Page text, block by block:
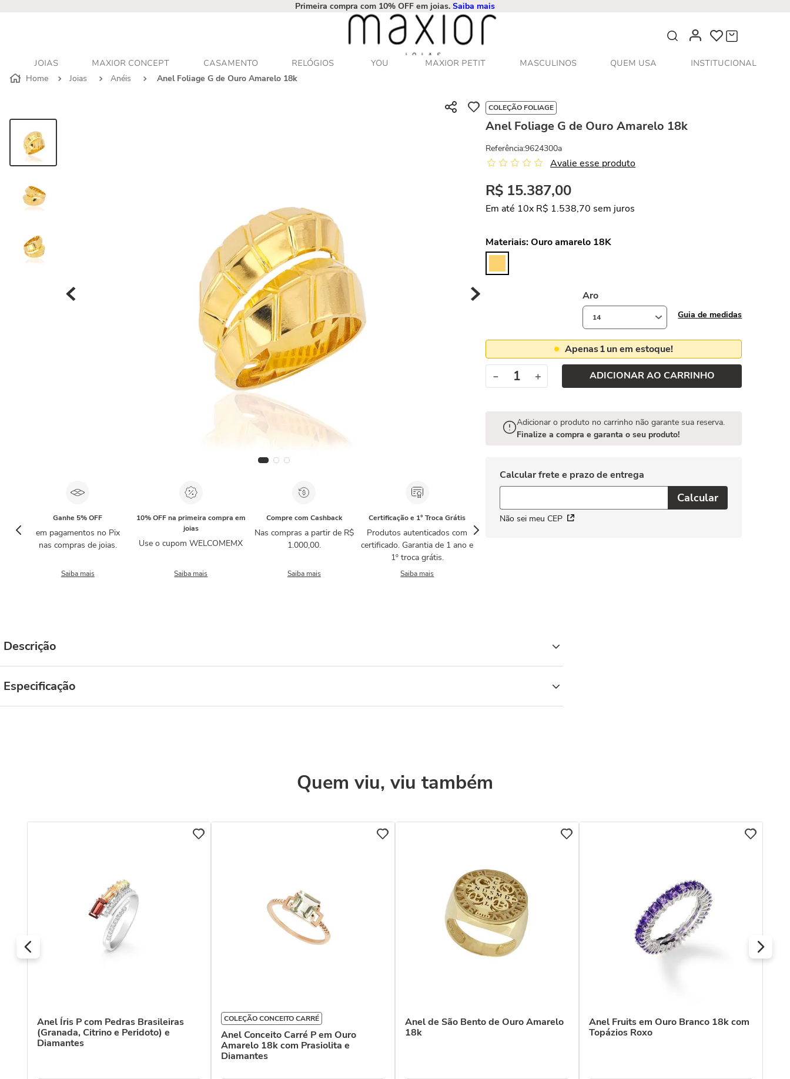
Primeira compra com 10% OFF em joias. Saiba mais
O que você procura?
JOIAS MAXIOR CONCEPT CASAMENTO RELÓGIOS YOU MAXIOR PETIT MASCULINOS QUEM USA
INSTITUCIONAL
Joias
Anéis Anel Foliage G de Ouro Amarelo 18k
Ganhe 5% OFF
em pagamentos no Pix
nas compras de joias.
Saiba mais
10% OFF na primeira compra em
joias
Use o cupom WELCOMEMX
Saiba mais
Compre com Cashback
Nas compras a partir de R$
1.000,00.
Saiba mais
Certificação e 1° Troca Grátis
Produtos autenticados com
certificado. Garantia de 1 ano e
1º troca grátis.
Saiba mais
COLEÇÃO FOLIAGE
Anel Foliage G de Ouro Amarelo 18k
Referência:9624300a
Avalie esse produto
R$ 15.387,00
Em até 10x R$ 1.538,70 sem juros
Materiais:Ouro amarelo 18K
Guia de medidas
Aro
14
Apenas1un em estoque!
＋
－ ADICIONAR AO CARRINHO
Adicionar o produto no carrinho não garante sua reserva.
Finalize a compra e garanta o seu produto!
Não sei meu CEP
Descrição
Especificação
Quem viu, viu também
Anel Íris P com Pedras Brasileiras
(Granada, Citrino e Peridoto) e
Diamantes
COLEÇÃO CONCEITO CARRÉ
Anel Conceito Carré P em Ouro
Amarelo 18k com Prasiolita e
Diamantes
Anel de São Bento de Ouro Amarelo
18k
Anel Fruits em Ouro Branco 18k com
Topázios Roxo